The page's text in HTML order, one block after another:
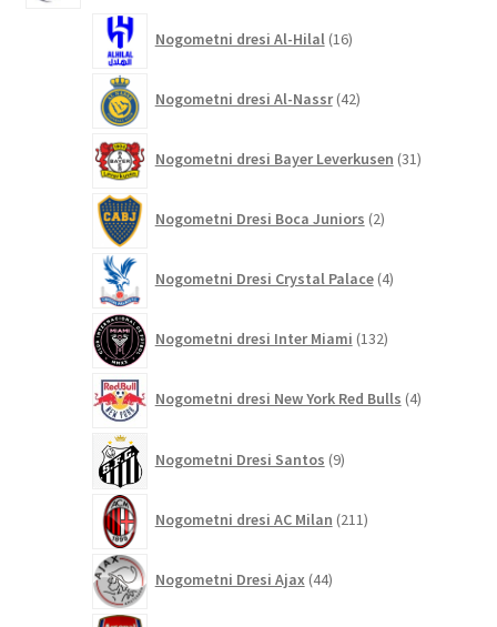
Nogometni dresi Al-Hilal 16izdelkov
Nogometni dresi Al-Nassr 42izdelkov
Nogometni dresi Bayer Leverkusen 31izdelkov
Nogometni Dresi Boca Juniors 2izdelka
Nogometni Dresi Crystal Palace 4izdelki
Nogometni dresi Inter Miami 132izdelkov
Nogometni dresi New York Red Bulls 4izdelki
Nogometni Dresi Santos 9izdelkov
Nogometni dresi AC Milan 211izdelkov
Nogometni Dresi Ajax 44izdelkov